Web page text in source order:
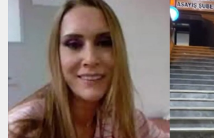
soruşturmada tutuklamalar genişliyor.